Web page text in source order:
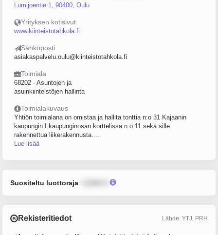
Lumijoentie 1, 90400, Oulu
Yrityksen kotisivut
www.kiinteistotahkola.fi
Sähköposti
asiakaspalvelu.oulu@kiinteistotahkola.fi
Toimiala
68202 - Asuntojen ja
asuinkiinteistöjen hallinta
Toimialakuvaus
Yhtiön toimialana on omistaa ja hallita tonttia n:o 31 Kajaanin
kaupungin I kaupunginosan korttelissa n:o 11 sekä sille
rakennettua liikerakennusta....
Lue lisää
Suositeltu luottoraja:
Rekisteritiedot Lähde: YTJ, PRH